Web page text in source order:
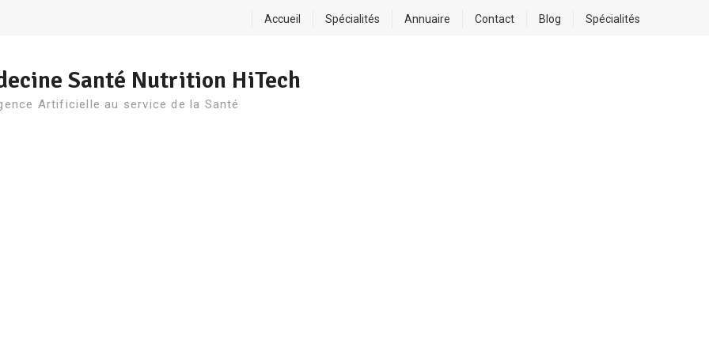
Accueil Spécialités Annuaire Contact Blog Spécialités
Santé Nutrition HiTech
Artificielle au service de la Santé